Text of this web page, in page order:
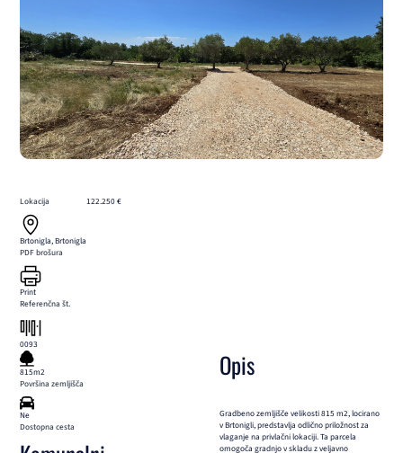
Lokacija
Brtonigla, Brtonigla
PDF brošura
Print
Referenčna št.
0093
122.250 €
815m2
Površina zemljišča
Ne
Dostopna cesta
Opis
Gradbeno zemljišče velikosti 815 m2, locirano
v Brtonigli, predstavlja odlično priložnost za
vlaganje na privlačni lokaciji. Ta parcela
omogoča gradnjo v skladu z veljavno